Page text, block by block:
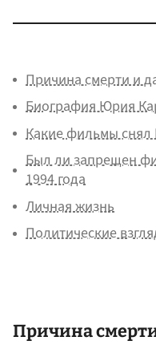
Причина смерти и
Биография Юрия
Какие фильмы
Был ли запрещен
1994 года
Личная жизнь
Политические
Причина